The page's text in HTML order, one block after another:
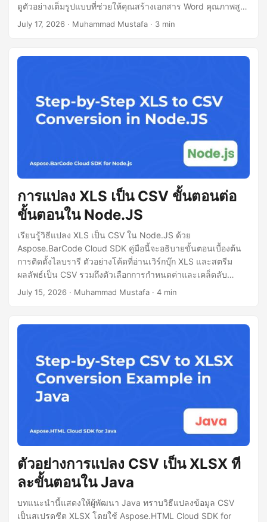
ดูตัวอย่างเต็มรูปแบบที่ช่วยให้คุณสร้างเอกสาร Word คุณภาพสูง
จาก HTML อย่างมีประสิทธิภาพ.
July 17, 2026 · Muhammad Mustafa · 3 min
การแปลง XLS เป็น CSV ขั้นตอนต่อ
ขั้นตอนใน Node.JS
เรียนรู้วิธีแปลง XLS เป็น CSV ใน Node.JS ด้วย
Aspose.BarCode Cloud SDK คู่มือนี้จะอธิบายขั้นตอนเบื้องต้น
การติดตั้งไลบรารี ตัวอย่างโค้ดที่อ่านเวิร์กบุ๊ก XLS และสตรีม
ผลลัพธ์เป็น CSV รวมถึงตัวเลือกการกำหนดค่าและเคล็ดลับ
สำหรับไฟล์ขนาดใหญ่
July 15, 2026 · Muhammad Mustafa · 4 min
ตัวอย่างการแปลง CSV เป็น XLSX ที
ละขั้นตอนใน Java
บทแนะนำนี้แสดงให้ผู้พัฒนา Java ทราบวิธีแปลงข้อมูล CSV
เป็นสเปรดชีต XLSX โดยใช้ Aspose.HTML Cloud SDK for